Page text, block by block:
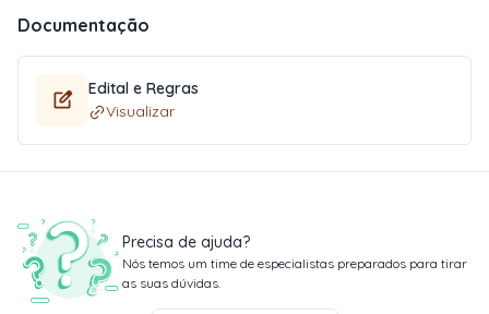
Documentação
Edital e Regras
Visualizar
Precisa de ajuda?
Nós temos um time de especialistas preparados para tirar
as suas dúvidas.